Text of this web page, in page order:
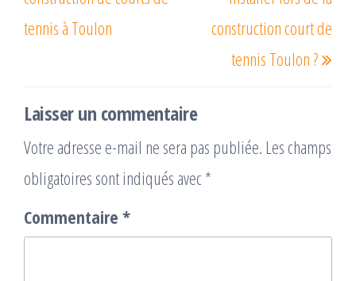
tennis à Toulon
construction court de
tennis Toulon ?
Laisser un commentaire
Votre adresse e-mail ne sera pas publiée. Les champs
obligatoires sont indiqués avec *
Commentaire *